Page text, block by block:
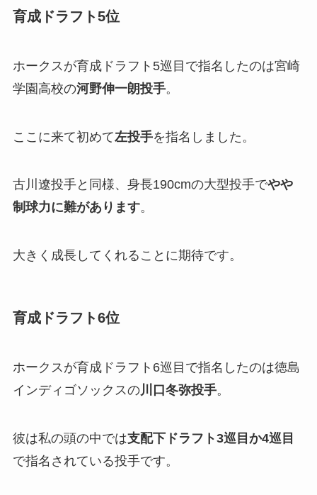
育成ドラフト5位
ホークスが育成ドラフト5巡目で指名したのは宮崎
学園高校の河野伸一朗投手。
ここに来て初めて左投手を指名しました。
古川遼投手と同様、身長190cmの大型投手でやや
制球力に難があります。
大きく成長してくれることに期待です。
育成ドラフト6位
ホークスが育成ドラフト6巡目で指名したのは徳島
インディゴソックスの川口冬弥投手。
彼は私の頭の中では支配下ドラフト3巡目か4巡目
で指名されている投手です。